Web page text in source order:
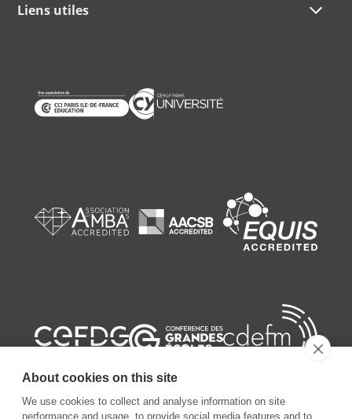
Liens utiles
About cookies on this site
We use cookies to collect and analyse information on site
performance and usage, to provide social media features and to